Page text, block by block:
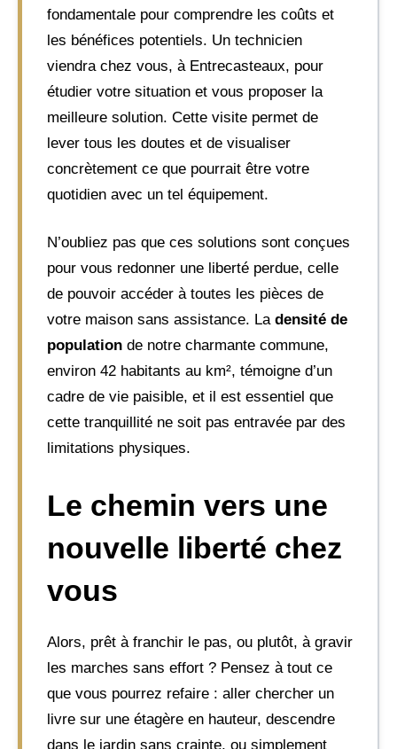
fondamentale pour comprendre les coûts et
les bénéfices potentiels. Un technicien
viendra chez vous, à Entrecasteaux, pour
étudier votre situation et vous proposer la
meilleure solution. Cette visite permet de
lever tous les doutes et de visualiser
concrètement ce que pourrait être votre
quotidien avec un tel équipement.
N’oubliez pas que ces solutions sont conçues
pour vous redonner une liberté perdue, celle
de pouvoir accéder à toutes les pièces de
votre maison sans assistance. La densité de
population de notre charmante commune,
environ 42 habitants au km², témoigne d’un
cadre de vie paisible, et il est essentiel que
cette tranquillité ne soit pas entravée par des
limitations physiques.
Le chemin vers une
nouvelle liberté chez
vous
Alors, prêt à franchir le pas, ou plutôt, à gravir
les marches sans effort ? Pensez à tout ce
que vous pourrez refaire : aller chercher un
livre sur une étagère en hauteur, descendre
dans le jardin sans crainte, ou simplement